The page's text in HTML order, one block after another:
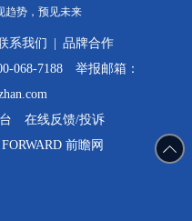
趋势，预见未来
系我们 | 品牌合作
068-7188 举报邮箱：
在线反馈/投诉
前瞻网